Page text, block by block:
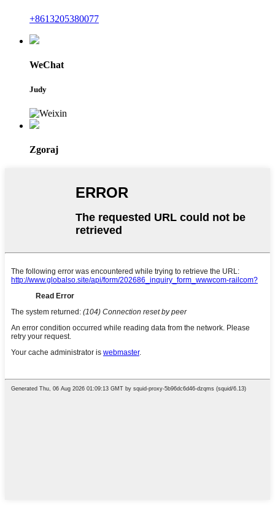
+8613205380077
WeChat
Judy
Zgoraj